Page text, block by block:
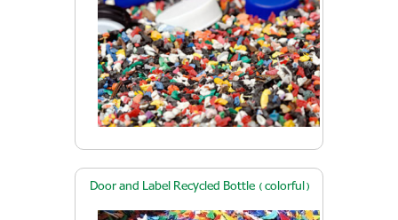
Door and Label Recycled Bottle ( colorful)